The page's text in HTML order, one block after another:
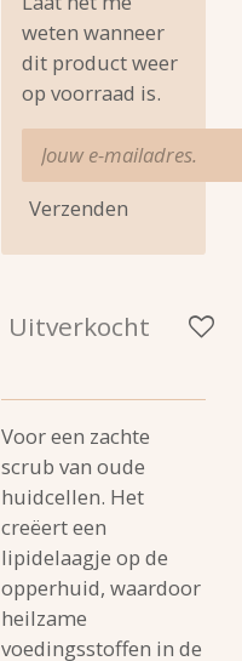
weten wanneer
dit product weer
op voorraad is.
Verzenden
Uitverkocht
Voor een zachte
scrub van oude
huidcellen. Het
creëert een
lipidelaagje op de
opperhuid, waardoor
heilzame
voedingsstoffen in de